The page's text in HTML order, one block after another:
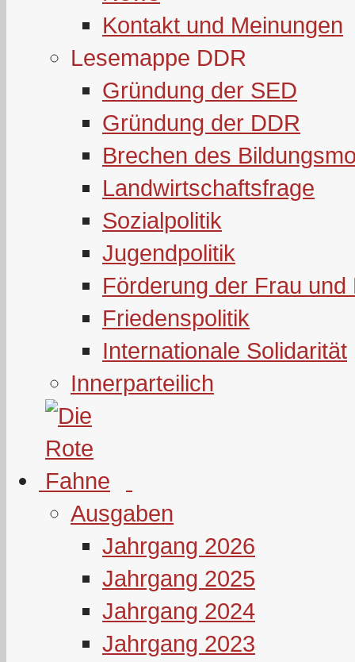
Kontakt und Meinungen
Lesemappe DDR
Gründung der SED
Gründung der DDR
Brechen des
Landwirtschaftsfrage
Sozialpolitik
Jugendpolitik
Förderung der Frau und
Friedenspolitik
Internationale Solidarität
Innerparteilich
Ausgaben
Jahrgang 2026
Jahrgang 2025
Jahrgang 2024
Jahrgang 2023